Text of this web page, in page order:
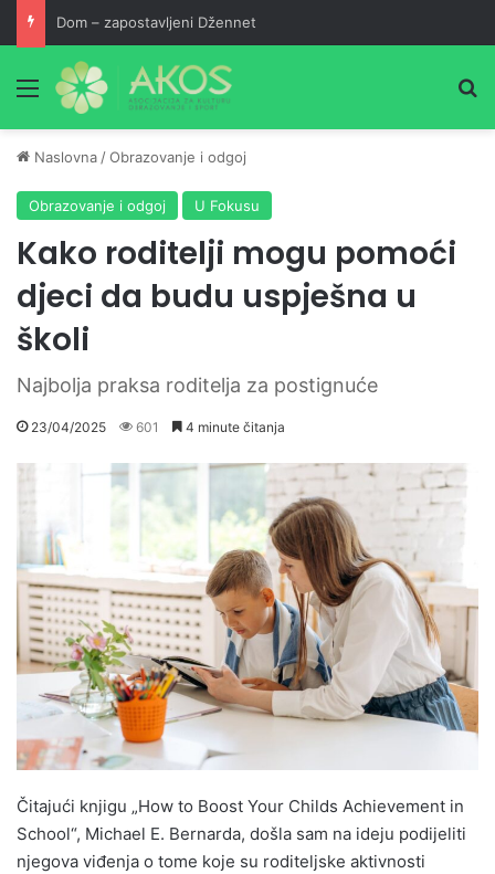
Dom – zapostavljeni Džennet
Meni
Naslovna /Obrazovanje i odgoj
Obrazovanje i odgoj U Fokusu
Kako roditelji mogu pomoći
djeci da budu uspješna u
školi
Najbolja praksa roditelja za postignuće
23/04/2025 601 4 minute čitanja
Čitajući knjigu „How to Boost Your Childs Achievement in
School“, Michael E. Bernarda, došla sam na ideju podijeliti
njegova viđenja o tome koje su roditeljske aktivnosti